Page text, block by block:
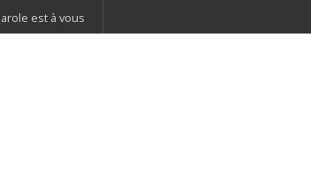
est à vous